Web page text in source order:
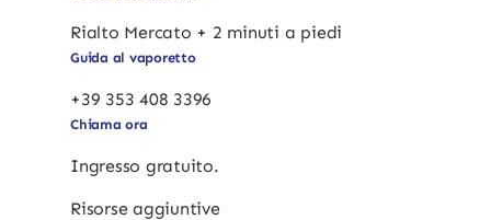
Rialto Mercato + 2 minuti a piedi
Guida al vaporetto
+39 353 408 3396
Chiama ora
Ingresso gratuito.
Risorse aggiuntive